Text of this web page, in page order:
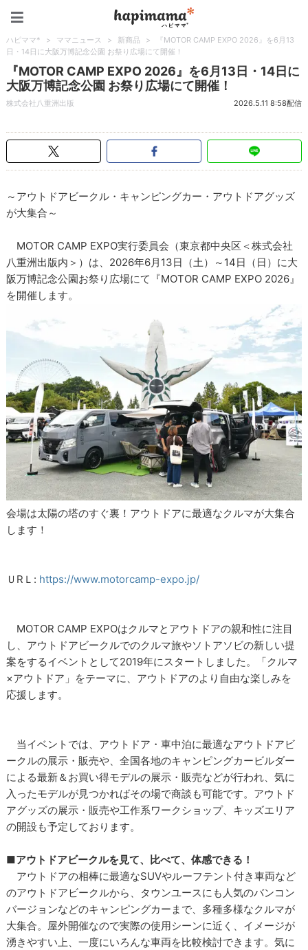
ハピママ* > ママニュース > 新商品 >
『MOTOR CAMP EXPO 2026』を6月13
日・14日に大阪万博記念公園 お祭り広場にて開催！
『MOTOR CAMP EXPO 2026』を6月13日・14日に
大阪万博記念公園 お祭り広場にて開催！
株式会社八重洲出版 2026.5.11 8:58配信
～アウトドアビークル・キャンピングカー・アウトドアグッズ
が大集合～
MOTOR CAMP EXPO実行委員会（東京都中央区＜株式会社
八重洲出版内＞）は、2026年6月13日（土）～14日（日）に大
阪万博記念公園お祭り広場にて『MOTOR CAMP EXPO 2026』
を開催します。
会場は太陽の塔のすぐ裏！アウトドアに最適なクルマが大集合
します！
ＵRＬ: https://www.motorcamp-expo.jp/
MOTOR CAMP EXPOはクルマとアウトドアの親和性に注目
し、アウトドアビークルでのクルマ旅やソトアソビの新しい提
案をするイベントとして2019年にスタートしました。「クルマ
×アウトドア」をテーマに、アウトドアのより自由な楽しみを
応援します。
当イベントでは、アウトドア・車中泊に最適なアウトドアビ
ークルの展示・販売や、全国各地のキャンピングカービルダー
による最新＆お買い得モデルの展示・販売などが行われ、気に
入ったモデルが見つかればその場で商談も可能です。アウトド
アグッズの展示・販売や工作系ワークショップ、キッズエリア
の開設も予定しております。
■アウトドアビークルを見て、比べて、体感できる！
アウトドアの相棒に最適なSUVやルーフテント付き車両など
のアウトドアビークルから、タウンユースにも人気のバンコン
バージョンなどのキャンピングカーまで、多種多様なクルマが
大集合。屋外開催なので実際の使用シーンに近く、イメージが
湧きやすい上、一度にいろんな車両を比較検討できます。気に